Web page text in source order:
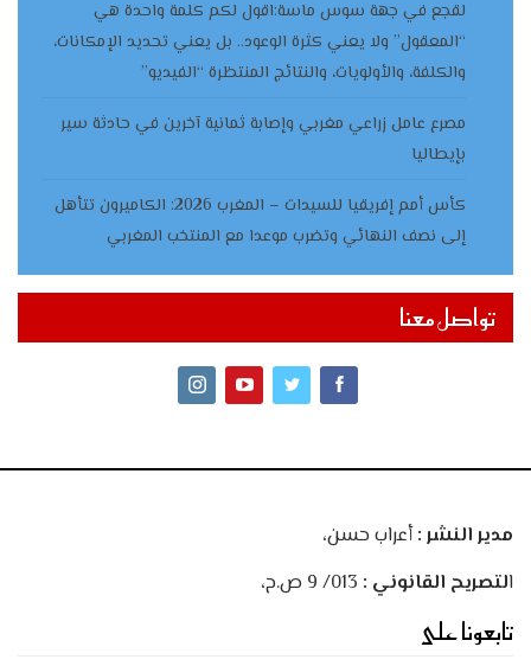
لقجع في جهة سوس ماسة:اقول لكم كلمة واحدة هي
“المعقول” ولا يعني كثرة الوعود.. بل يعني تحديد الإمكانات،
والكلفة، والأولويات، والنتائج المنتظرة “الفيديو”
مصرع عامل زراعي مغربي وإصابة ثمانية آخرين في حادثة سير
بإيطاليا
كأس أمم إفريقيا للسيدات – المغرب 2026: الكاميرون تتأهل
إلى نصف النهائي وتضرب موعدا مع المنتخب المغربي
تواصل معنا
مدير النشر :أعراب حسن،
التصريح القانوني :
تابعونا على